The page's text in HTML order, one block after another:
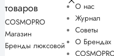
товаров
COSMOPRO
Магазин
Бренды люксовой
О нас
Журнал
Советы
О Брендах